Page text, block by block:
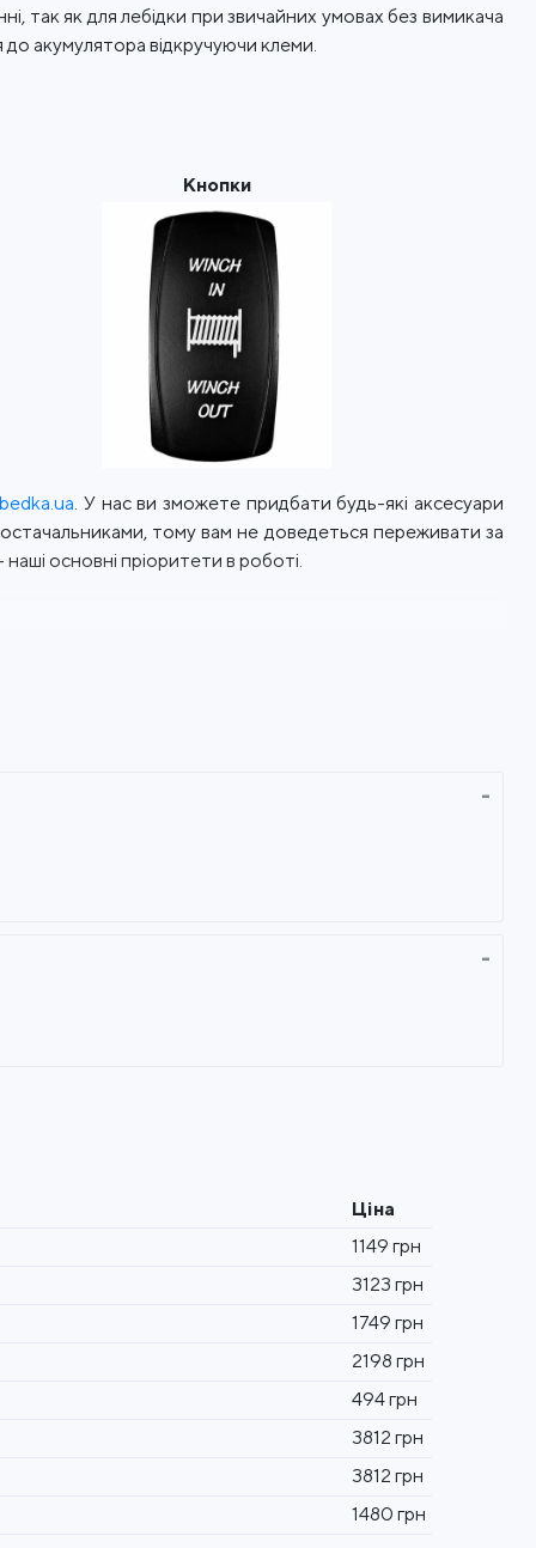
так як для лебідки при звичайних умовах без вимикача
акумулятора відкручуючи клеми.
Кнопки
. У нас ви зможете придбати будь-які аксесуари
тому вам не доведеться переживати за
основні пріоритети в роботі.
Ціна
1149 грн
3123 грн
1749 грн
2198 грн
494 грн
3812 грн
3812 грн
1480 грн